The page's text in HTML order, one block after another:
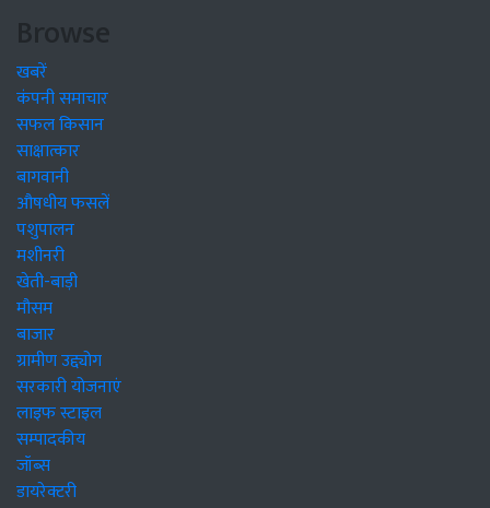
Browse
खबरें
कंपनी समाचार
सफल किसान
साक्षात्कार
बागवानी
औषधीय फसलें
पशुपालन
मशीनरी
खेती-बाड़ी
मौसम
बाजार
ग्रामीण उद्द्योग
सरकारी योजनाएं
लाइफ स्टाइल
सम्पादकीय
जॉब्स
डायरेक्टरी